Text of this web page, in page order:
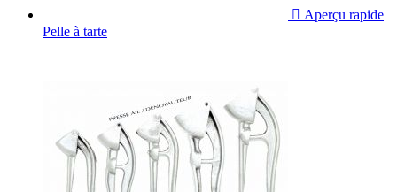
 Aperçu rapide
Pelle à tarte